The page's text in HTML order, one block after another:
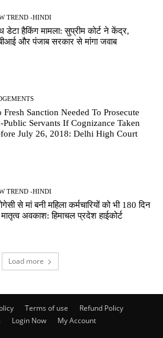
TREND -HINDI
डेटा हैकिंग मामला: सुप्रीम कोर्ट ने केंद्र,
और पंजाब सरकार से मांगा जवाब
Fresh Sanction Needed To Prosecute
Public Servants If Cognizance Taken
July 26, 2018: Delhi High Court
TREND -HINDI
से मां बनी महिला कर्मचारियों को भी 180 दिन
अवकाश: हिमाचल प्रदेश हाईकोर्ट
Load more
Terms of use
Refund Policy
Login Now My Account